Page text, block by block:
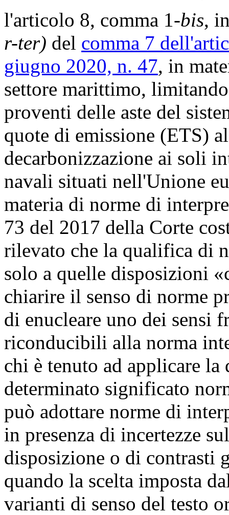
l'articolo 8, comma 1-bis,
r-ter) del comma 7
giugno 2020, n. 47, in
settore marittimo,
proventi delle aste del
quote di emissione (ETS)
decarbonizzazione ai soli
navali situati nell'Unione
materia di norme di
73 del 2017 della Corte
rilevato che la qualifica di
solo a quelle disposizioni
chiarire il senso di norme
di enucleare uno dei sensi
riconducibili alla norma
chi è tenuto ad applicare
determinato significato
può adottare norme di
in presenza di incertezze
disposizione o di contrasti
quando la scelta imposta
varianti di senso del testo